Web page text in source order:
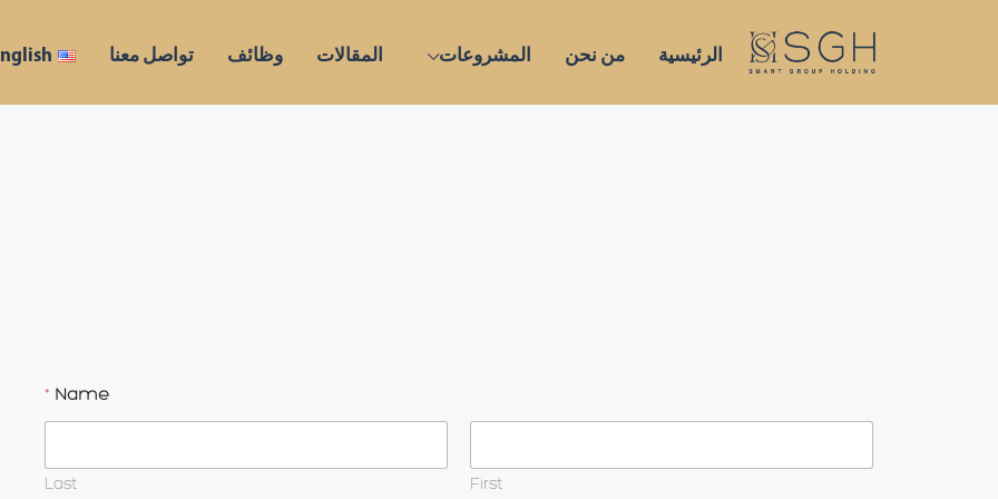
الرئيسية من نحن المشروعات المقالات وظائف تواصل معنا
Name
*
First
Last